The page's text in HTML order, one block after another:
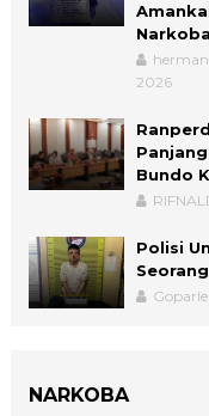
2026
Bundo
Polisi
NARKOBA